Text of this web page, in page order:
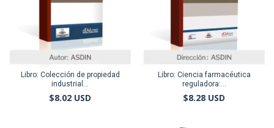
Libro: Colección de propiedad
industrial...
$8.02 USD
Libro: Ciencia farmacéutica
reguladora:...
$8.28 USD